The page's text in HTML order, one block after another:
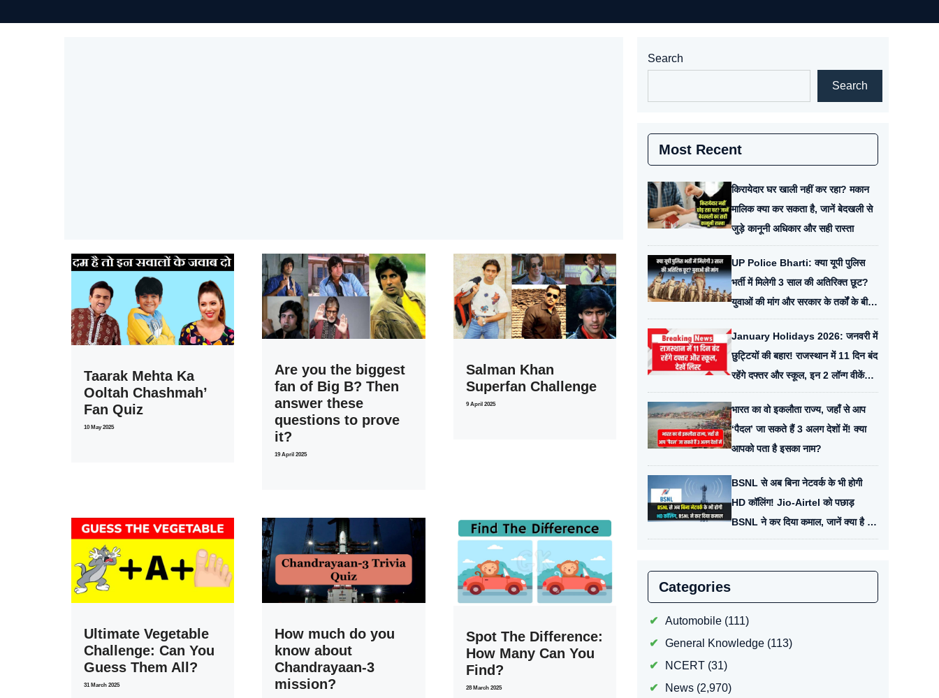
Taarak Mehta Ka
Ooltah Chashmah’
Fan Quiz
10 May 2025
Are you the biggest
fan of Big B? Then
answer these
questions to prove
it?
19 April 2025
Salman Khan
Superfan Challenge
9 April 2025
Ultimate Vegetable
Challenge: Can You
Guess Them All?
31 March 2025
How much do you
know about
Chandrayaan-3
mission?
Spot The Difference:
How Many Can You
Find?
28 March 2025
Search
Search
Most Recent
किरायेदार घर खाली नहीं कर रहा? मकान
मालिक क्या कर सकता है, जानें बेदखली से
जुड़े कानूनी अधिकार और सही रास्ता
UP Police Bharti: क्या यूपी पुलिस
भर्ती में मिलेगी 3 साल की अतिरिक्त छूट?
युवाओं की मांग और सरकार के तर्कों के बीच
आई बड़ी अपडेट
January Holidays 2026: जनवरी में
छुट्टियों की बहार! राजस्थान में 11 दिन बंद
रहेंगे दफ्तर और स्कूल, इन 2 लॉन्ग वीकेंड
पर बना लें घूमने का प्लान
भारत का वो इकलौता राज्य, जहाँ से आप
‘पैदल’ जा सकते हैं 3 अलग देशों में! क्या
आपको पता है इसका नाम?
BSNL से अब बिना नेटवर्क के भी होगी
HD कॉलिंग! Jio-Airtel को पछाड़
BSNL ने कर दिया कमाल, जानें क्या है यह
नई जादुई तकनीक
Categories
Automobile(111)
General Knowledge(113)
NCERT(31)
News(2,970)